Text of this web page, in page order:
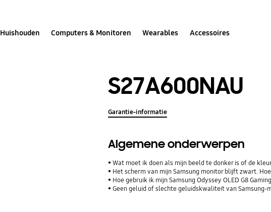
Huishouden Computers & Monitoren Wearables Accessoires
S27A600NAU
Garantie-informatie
Algemene onderwerpen
Wat moet ik doen als mijn beeld te donker is of de
Het scherm van mijn Samsung monitor blijft zwart.
Hoe gebruik ik mijn Samsung Odyssey OLED G8
Geen geluid of slechte geluidskwaliteit van Samsung-